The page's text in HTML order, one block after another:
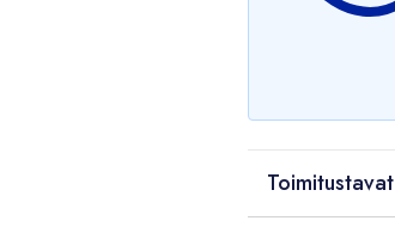
Toimitustavat